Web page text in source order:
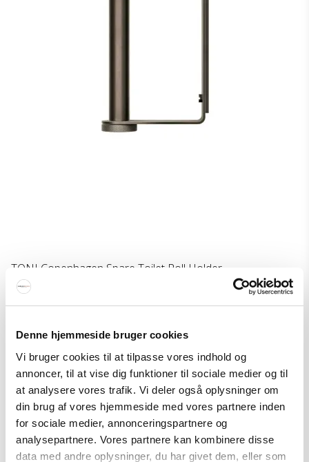
Denne hjemmeside bruger cookies
Vi bruger cookies til at tilpasse vores indhold og
annoncer, til at vise dig funktioner til sociale medier og til
at analysere vores trafik. Vi deler også oplysninger om
din brug af vores hjemmeside med vores partnere inden
for sociale medier, annonceringspartnere og
analysepartnere. Vores partnere kan kombinere disse
data med andre oplysninger, du har givet dem, eller som
TONI Copenhagen Spare Toilet Roll Holder
TONI Copenhagen
340-T01.018M
Price from212 EUR
Show product